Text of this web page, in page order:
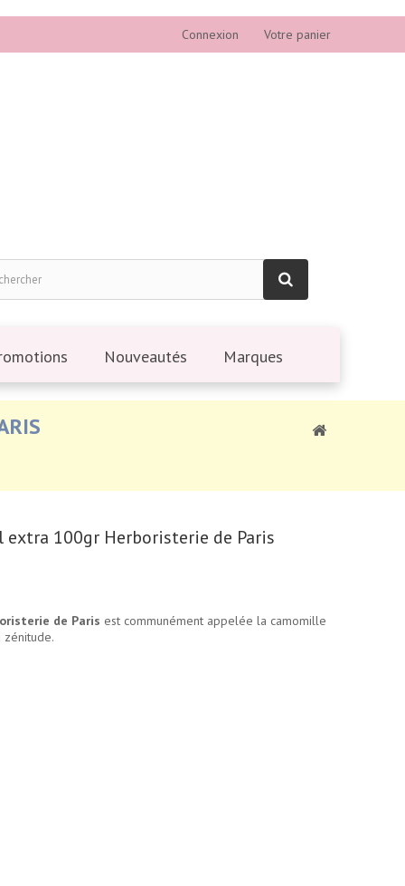
Connexion Votre panier
Nouveautés Marques
100gr Herboristerie de Paris
de Paris est communément appelée la camomille